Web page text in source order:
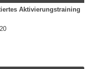
Aktivierungstraining